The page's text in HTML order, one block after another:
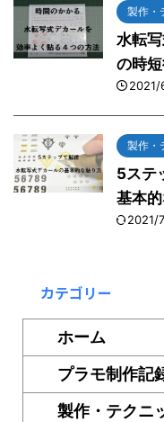
製作・
水転
の時
製作・
5ステ
基本
2021/
カテゴリー
ホーム
プラモ制作記
製作・テクニ